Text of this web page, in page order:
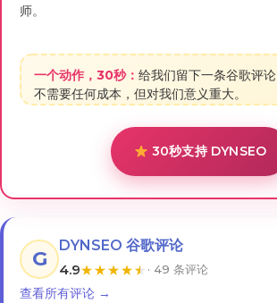
师。
一个动作，30秒： 给我们留下一条谷歌评论
不需要任何成本，但对我们意义重大。
30秒支持 DYNSEO
G
DYNSEO 谷歌评论
4.9★★★★★ · 49 条评论
查看所有评论 →